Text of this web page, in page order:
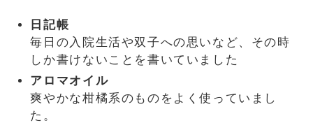
日記帳
毎日の入院生活や双子への思いなど、その時
しか書けないことを書いていました
アロマオイル
爽やかな柑橘系のものをよく使っていまし
た。